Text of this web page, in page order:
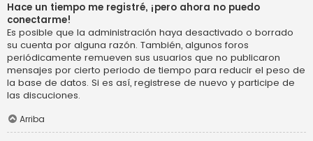
Hace un tiempo me registré, ¡pero ahora no puedo
conectarme!
Es posible que la administración haya desactivado o borrado
su cuenta por alguna razón. También, algunos foros
periódicamente remueven sus usuarios que no publicaron
mensajes por cierto periodo de tiempo para reducir el peso de
la base de datos. Si es así, registrese de nuevo y participe de
las discuciones.
Arriba